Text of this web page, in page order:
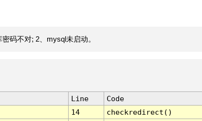
码不对; 2、mysql未启动。
Line
Code
14
checkredirect()